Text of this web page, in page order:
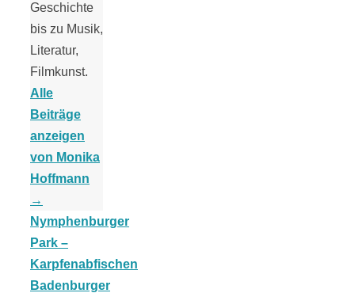
Geschichte
bis zu Musik,
Literatur,
Filmkunst.
Alle
Beiträge
anzeigen
von Monika
Hoffmann
→
Nymphenburger
Park –
Karpfenabfischen
Badenburger